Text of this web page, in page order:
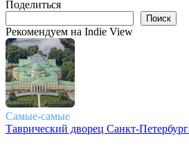
Поделиться
Поиск
Рекомендуем на Indie View
Самые-самые
Таврический дворец Санкт-